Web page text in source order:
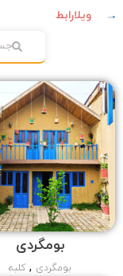
ویلارابط
بومگردی
بومگردی , کلبه